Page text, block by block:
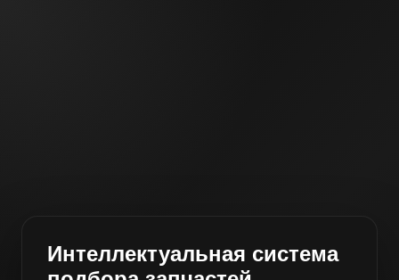
Интеллектуальная система